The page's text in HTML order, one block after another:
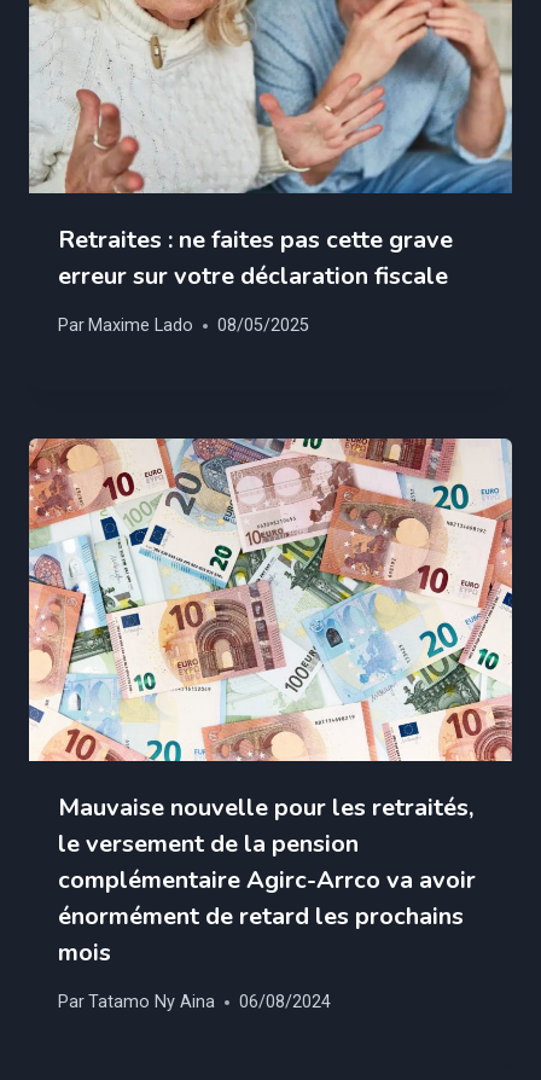
Retraites : ne faites pas cette grave
erreur sur votre déclaration fiscale
Par Maxime Lado 08/05/2025
Mauvaise nouvelle pour les retraités,
le versement de la pension
complémentaire Agirc-Arrco va avoir
énormément de retard les prochains
mois
ParTatamo Ny Aina 06/08/2024